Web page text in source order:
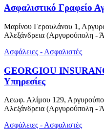
Ασφαλιστικό Γραφείο
Μαρίνου Γερουλάνου 1,
Αλεξάνδρεια (Αργυρούπολη -
Ασφάλειες - Ασφαλιστές
GEORGIOU
Υπηρεσίες
Λεωφ. Αλίμου 129,
Αλεξάνδρεια (Αργυρούπολη -
Ασφάλειες - Ασφαλιστές